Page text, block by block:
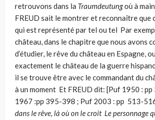
retrouvons dans la Traumdeutungoù à
FREUD sait le montrer et reconnaître que
qui est représenté par tel ou tel Par
château, dans le chapitre que nous avons
d’étudier, le rêve du château en Espagne,
exactement le château de la guerre
il se trouve être avec le commandant du
à un moment Et FREUD dit: [Puf 1950 :
1967 :pp 395-398 ; Puf 2003 : pp 513-
dans le rêve, là où on le croit Le personnage